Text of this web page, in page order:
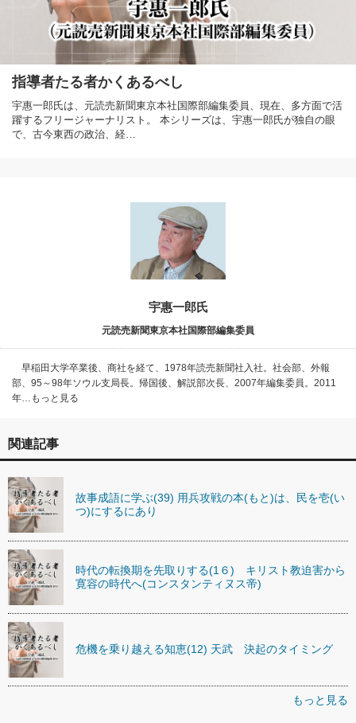
指導者たる者かくあるべし
宇惠一郎氏は、元読売新聞東京本社国際部編集委員、現在、多方面で活
躍するフリージャーナリスト。 本シリーズは、宇惠一郎氏が独自の眼
で、古今東西の政治、経…
宇惠一郎氏
元読売新聞東京本社国際部編集委員
早稲田大学卒業後、商社を経て、1978年読売新聞社入社。社会部、外報
部、95～98年ソウル支局長。帰国後、解説部次長、2007年編集委員。2011
年…もっと見る
関連記事
故事成語に学ぶ(39) 用兵攻戦の本(もと)は、民を壱(い
つ)にするにあり
時代の転換期を先取りする(1６) キリスト教迫害から
寛容の時代へ(コンスタンティヌス帝)
危機を乗り越える知恵(12) 天武 決起のタイミング
もっと見る